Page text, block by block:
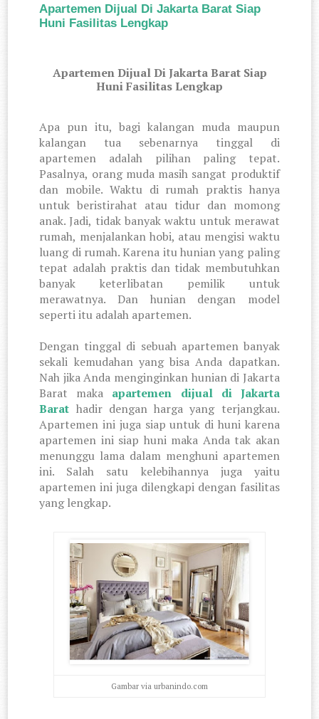
Apartemen Dijual Di Jakarta Barat Siap
Huni Fasilitas Lengkap
Apartemen Dijual Di Jakarta Barat Siap
Huni Fasilitas Lengkap
Apa pun itu, bagi kalangan muda maupun
kalangan tua sebenarnya tinggal di
apartemen adalah pilihan paling tepat.
Pasalnya, orang muda masih sangat produktif
dan mobile. Waktu di rumah praktis hanya
untuk beristirahat atau tidur dan momong
anak. Jadi, tidak banyak waktu untuk merawat
rumah, menjalankan hobi, atau mengisi waktu
luang di rumah. Karena itu hunian yang paling
tepat adalah praktis dan tidak membutuhkan
banyak keterlibatan pemilik untuk
merawatnya. Dan hunian dengan model
seperti itu adalah apartemen.
Dengan tinggal di sebuah apartemen banyak
sekali kemudahan yang bisa Anda dapatkan.
Nah jika Anda menginginkan hunian di Jakarta
Barat maka apartemen dijual di Jakarta
Barat hadir dengan harga yang terjangkau.
Apartemen ini juga siap untuk di huni karena
apartemen ini siap huni maka Anda tak akan
menunggu lama dalam menghuni apartemen
ini. Salah satu kelebihannya juga
yaitu
apartemen ini juga dilengkapi dengan fasilitas
yang lengkap.
Gambar via urbanindo.com